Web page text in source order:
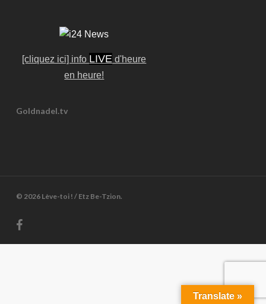
[cliquez ici] info LIVE d'heure
en heure!
Goldnadel.tv
© 2026 Lève-toi ! / Etz Be-Tzion.
facebook
Translate »